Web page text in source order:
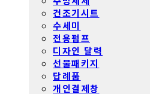
건조기시트
수세미
전용펌프
디자인 달력
선물패키지
답례품
개인결제창